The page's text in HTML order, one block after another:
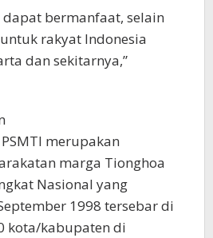
bermanfaat, selain
rakyat Indonesia
dan sekitarnya,”
merupakan
marga Tionghoa
Nasional yang
1998 tersebar di
kota/kabupaten di